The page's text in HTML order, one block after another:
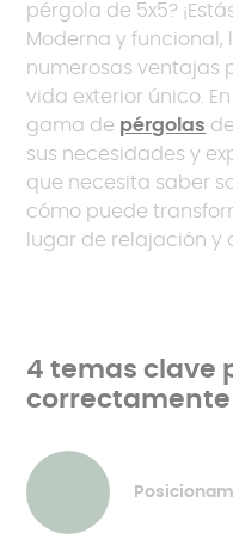
pérgola de 5x5?
Moderna y funcional,
numerosas ventajas
vida exterior único.
gama de pérgolas
sus necesidades y
que necesita saber
cómo puede
lugar de relajación y
4 temas clave